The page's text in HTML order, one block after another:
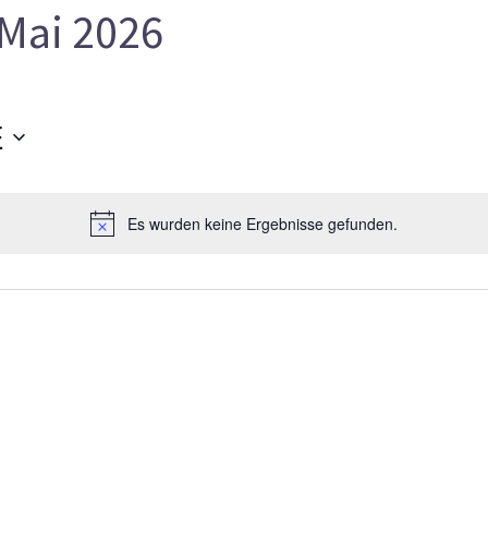
Es wurden keine Ergebnisse gefunden.
Mai 2026